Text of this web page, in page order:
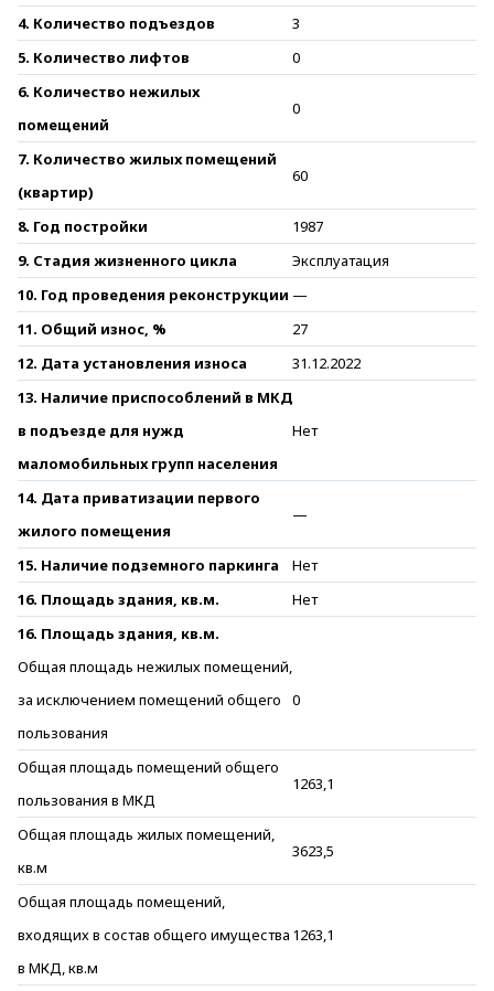
4. Количество подъездов
3
5. Количество лифтов
0
6. Количество нежилых
помещений
0
7. Количество жилых помещений
(квартир)
60
8. Год постройки
1987
9. Стадия жизненного цикла
Эксплуатация
10. Год проведения реконструкции —
11. Общий износ, %
27
12. Дата установления износа
31.12.2022
13. Наличие приспособлений в МКД
в подъезде для нужд
маломобильных групп населения
Нет
14. Дата приватизации первого
жилого помещения
—
15. Наличие подземного паркинга
Нет
16. Площадь здания, кв.м.
Нет
16. Площадь здания, кв.м.
Общая площадь нежилых помещений,
за исключением помещений общего
пользования
0
Общая площадь помещений общего
пользования в МКД
1263,1
Общая площадь жилых помещений,
кв.м
3623,5
Общая площадь помещений,
входящих в состав общего имущества
в МКД, кв.м
1263,1